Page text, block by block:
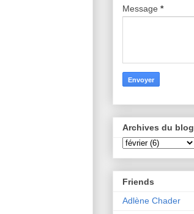
Message *
Archives du blog
Friends
Adlène Chader